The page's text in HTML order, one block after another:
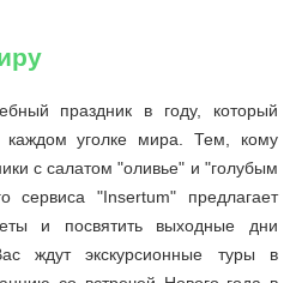
праздник в году, который
каждом уголке мира. Тем, кому
с салатом "оливье" и "голубым
сервиса "Insertum" предлагает
и посвятить выходные дни
ждут экскурсионные туры в